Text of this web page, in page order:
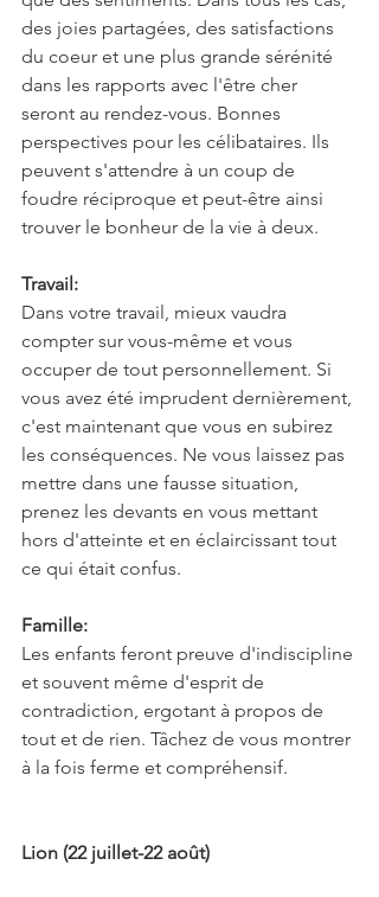
des joies partagées, des satisfactions
du coeur et une plus grande sérénité
dans les rapports avec l'être cher
seront au rendez-vous. Bonnes
perspectives pour les célibataires. Ils
peuvent s'attendre à un coup de
foudre réciproque et peut-être ainsi
trouver le bonheur de la vie à deux.
Travail:
Dans votre travail, mieux vaudra
compter sur vous-même et vous
occuper de tout personnellement. Si
vous avez été imprudent dernièrement,
c'est maintenant que vous en subirez
les conséquences. Ne vous laissez pas
mettre dans une fausse situation,
prenez les devants en vous mettant
hors d'atteinte et en éclaircissant tout
ce qui était confus.
Famille:
Les enfants feront preuve d'indiscipline
et souvent même d'esprit de
contradiction, ergotant à propos de
tout et de rien. Tâchez de vous montrer
à la fois ferme et compréhensif.
Lion (22 juillet-22 août)